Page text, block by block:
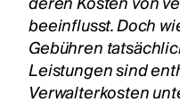
beeinflusst. Doch
Gebühren
Leistungen sind
Verwalterkosten